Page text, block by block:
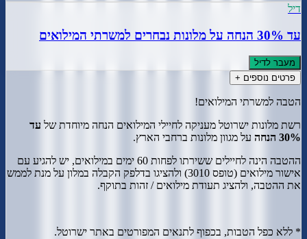
דיל
עד 30% הנחה על מלונות נבחרים למשרתי המילואים
מעבר לדיל
פרטים נוספים +
הטבה למשרתי המילואים!
רשת מלונות ישרוטל מעניקה לחיילי המילואים הנחה מיוחדת של עד
30% הנחה
על מגוון מלונות ברחבי הארץ.
ההטבה הינה לחיילים ששירתו לפחות 60 ימים במילואים, יש להגיע עם
אישור מילואים (טופס 3010) ולהציגו בדלפק הקבלה במלון על מנת לממש
את ההטבה, ולהציג תעודת מילואים / זהות בתוקף.
* ללא כפל הטבות, בכפוף לתנאים המפורטים באתר ישרוטל.